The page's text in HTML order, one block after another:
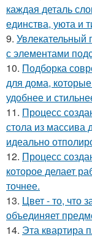
каждая деталь
единства, уюта и
9. Увлекательный
с элементами
10. Подборка
для дома,
удобнее и
11. Процесс
стола из массива
идеально
12. Процесс
которое делает
точнее.
13. Цвет - то, что
объединяет
14. Эта квартира